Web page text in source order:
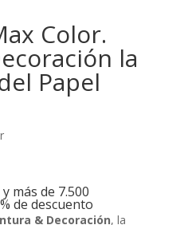
Color.
la
Papel
más de 7.500
de descuento
& Decoración, la